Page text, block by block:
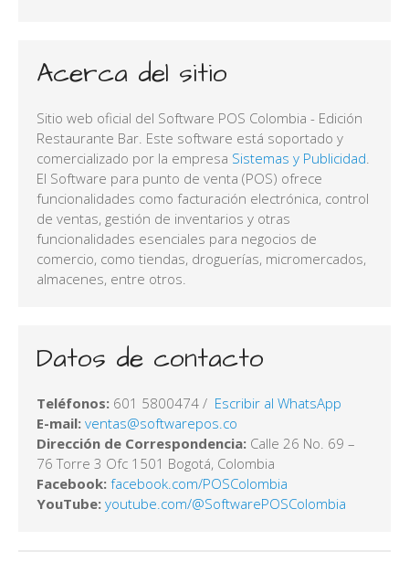
Acerca del sitio
Sitio web oficial del Software POS Colombia - Edición
Restaurante Bar. Este software está soportado y
comercializado por la empresa Sistemas y Publicidad.
El Software para punto de venta (POS) ofrece
funcionalidades como facturación electrónica, control
de ventas, gestión de inventarios y otras
funcionalidades esenciales para negocios de
comercio, como tiendas, droguerías, micromercados,
almacenes, entre otros.
Datos de contacto
Teléfonos: 601 5800474 / Escribir al WhatsApp
E-mail:
Dirección de Correspondencia: Calle 26 No. 69 –
76 Torre 3 Ofc 1501 Bogotá, Colombia
Facebook: facebook.com/POSColombia
YouTube: youtube.com/@SoftwarePOSColombia